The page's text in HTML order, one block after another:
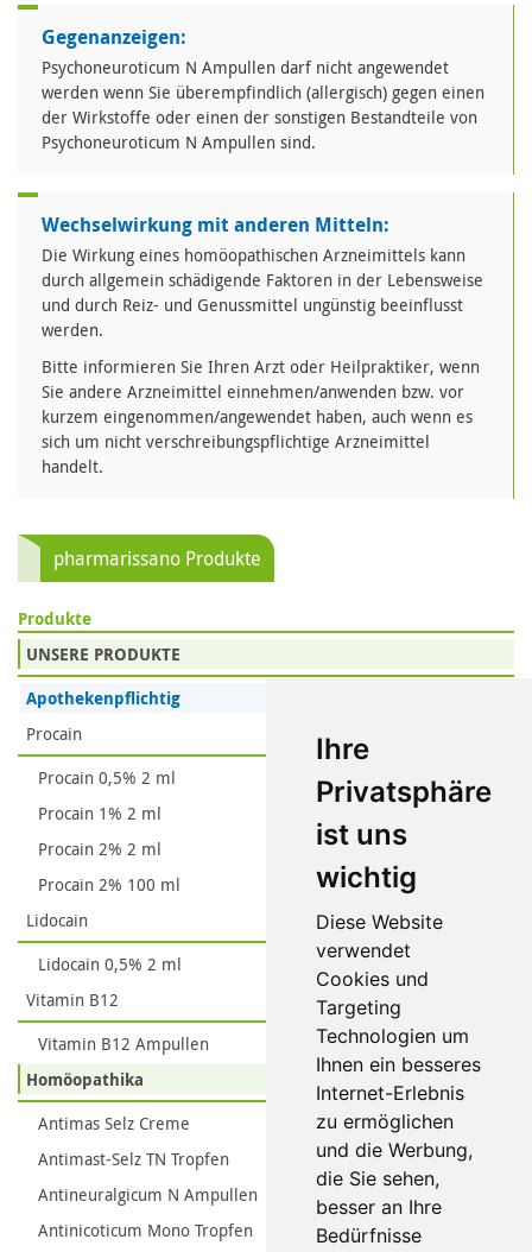
Ihre
Privatsphäre
ist uns
wichtig
Diese Website
verwendet
Cookies und
Targeting
Technologien um
Ihnen ein besseres
Internet-Erlebnis
zu ermöglichen
und die Werbung,
die Sie sehen,
besser an Ihre
Bedürfnisse
Gegenanzeigen:
Psychoneuroticum N Ampullen darf nicht angewendet
werden wenn Sie überempfindlich (allergisch) gegen einen
der Wirkstoffe oder einen der sonstigen Bestandteile von
Psychoneuroticum N Ampullen sind.
Wechselwirkung mit anderen Mitteln:
Die Wirkung eines homöopathischen Arzneimittels kann
durch allgemein schädigende Faktoren in der Lebensweise
und durch Reiz- und Genussmittel ungünstig beeinflusst
werden.
Bitte informieren Sie Ihren Arzt oder Heilpraktiker, wenn
Sie andere Arzneimittel einnehmen/anwenden bzw. vor
kurzem eingenommen/angewendet haben, auch wenn es
sich um nicht verschreibungspflichtige Arzneimittel
handelt.
pharmarissano Produkte
Produkte
UNSERE PRODUKTE
Apothekenpflichtig
Procain
Procain 0,5% 2 ml
Procain 1% 2 ml
Procain 2% 2 ml
Procain 2% 100 ml
Lidocain
Lidocain 0,5% 2 ml
Vitamin B12
Vitamin B12 Ampullen
Homöopathika
Antimas Selz Creme
Antimast-Selz TN Tropfen
Antineuralgicum N Ampullen
Antinicoticum Mono Tropfen